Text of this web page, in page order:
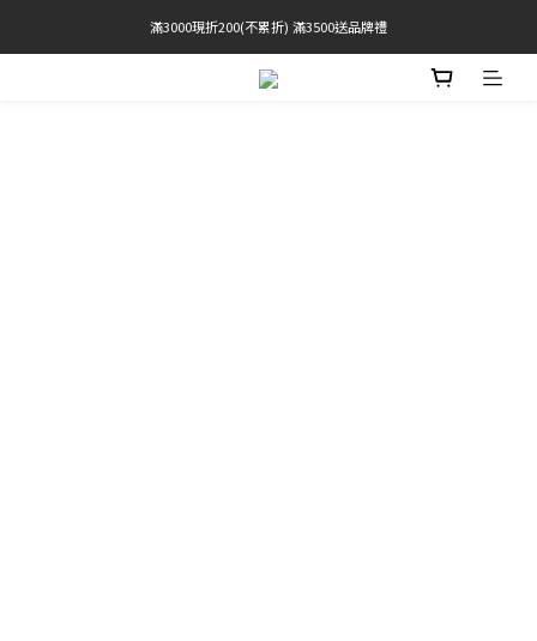
官網限定! 滿千免運(僅限台灣本島)
滿3000現折200(不累折) 滿3500送品牌禮
Free Shipping On Orders Over $2000 (TW Only)